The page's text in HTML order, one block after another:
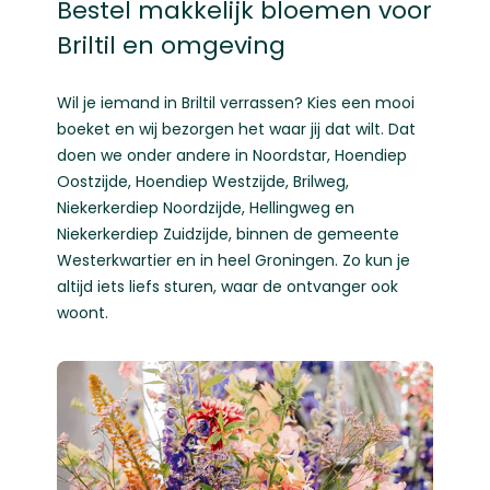
Bestel makkelijk bloemen voor
Briltil en omgeving
Wil je iemand in Briltil verrassen? Kies een mooi
boeket en wij bezorgen het waar jij dat wilt. Dat
doen we onder andere in Noordstar, Hoendiep
Oostzijde, Hoendiep Westzijde, Brilweg,
Niekerkerdiep Noordzijde, Hellingweg en
Niekerkerdiep Zuidzijde, binnen de gemeente
Westerkwartier en in heel Groningen. Zo kun je
altijd iets liefs sturen, waar de ontvanger ook
woont.